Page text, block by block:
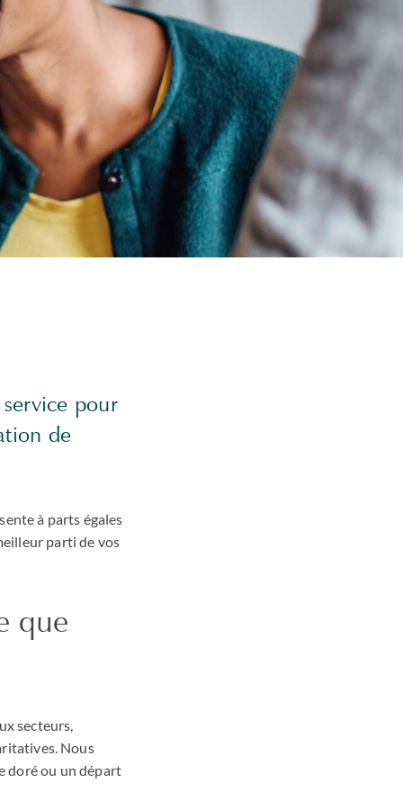
pour
de
à parts égales
parti de vos
que
secteurs,
Nous
doré ou un départ